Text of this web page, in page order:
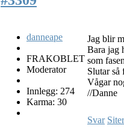
danneape
FRAKOBLET
Moderator
Innlegg: 274
Karma: 30
Jag blir
Bara jag
som
Slutar så
Vågar
//Danne
Svar Siter